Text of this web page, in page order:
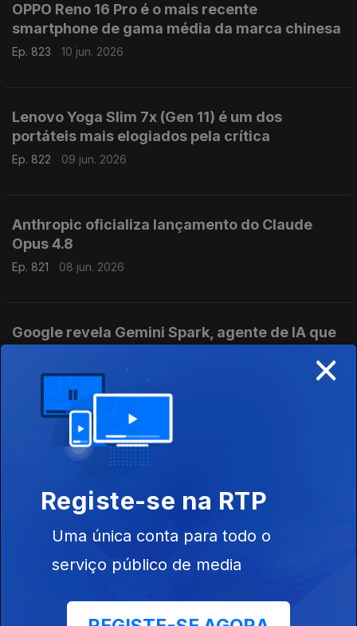
OPPO Reno 16 Pro é o mais recente
smartphone de gama média da marca chinesa
Ep. 823 10 jun. 2026
Lenovo Yoga Slim 7x (Gen 11) é um dos
portáteis mais elogiados pela crítica
Ep. 822 09 jun. 2026
Anthropic oficializa lançamento do Claude
Opus 4.8
Ep. 821 08 jun. 2026
Google revela Gemini Spark, agente de IA que
Ep. 820 05 jun. 2026
Mercado móvel atinge novo recorde com três
mil milhões de ligações 5G
RedMagic anuncia os novos smartphones topo
de gama
×
Registe-se na RTP
Uma única conta para todo o
serviço público de media